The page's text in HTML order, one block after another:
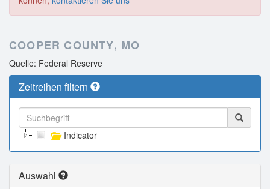
COOPER COUNTY, MO
Quelle: Federal Reserve
Zeitreihen filtern
Indicator
Auswahl